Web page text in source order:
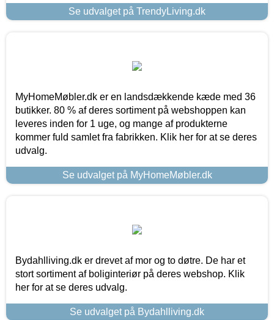
Se udvalget på TrendyLiving.dk
MyHomeMøbler.dk er en landsdækkende kæde med 36
butikker. 80 % af deres sortiment på webshoppen kan
leveres inden for 1 uge, og mange af produkterne
kommer fuld samlet fra fabrikken. Klik her for at se deres
udvalg.
Se udvalget på MyHomeMøbler.dk
Bydahlliving.dk er drevet af mor og to døtre. De har et
stort sortiment af boliginteriør på deres webshop. Klik
her for at se deres udvalg.
Se udvalget på Bydahlliving.dk